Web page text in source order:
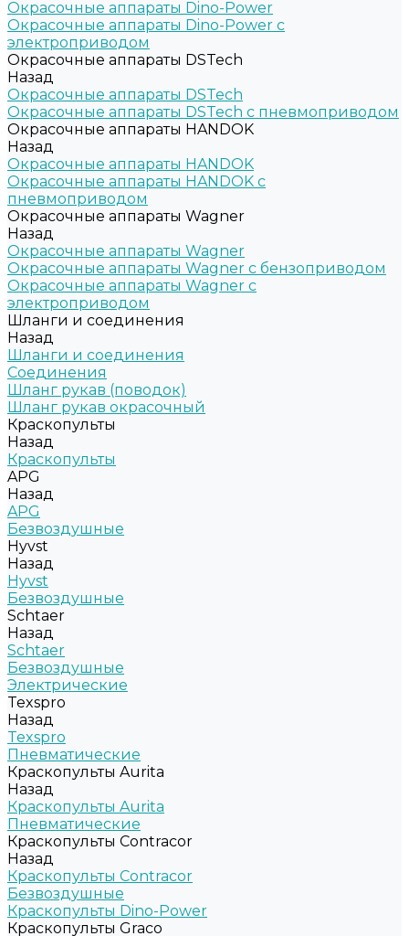
Окрасочные аппараты Dino-Power
Окрасочные аппараты Dino-Power с
электроприводом
Окрасочные аппараты DSTech
Назад
Окрасочные аппараты DSTech
Окрасочные аппараты DSTech c пневмоприводом
Окрасочные аппараты HANDOK
Назад
Окрасочные аппараты HANDOK
Окрасочные аппараты HANDOK c
пневмоприводом
Окрасочные аппараты Wagner
Назад
Окрасочные аппараты Wagner
Окрасочные аппараты Wagner с бензоприводом
Окрасочные аппараты Wagner с
электроприводом
Шланги и соединения
Назад
Шланги и соединения
Cоединения
Шланг рукав (поводок)
Шланг рукав окрасочный
Краскопульты
Назад
Краскопульты
APG
Назад
APG
Безвоздушные
Hyvst
Назад
Hyvst
Безвоздушные
Schtaer
Назад
Schtaer
Безвоздушные
Электрические
Texspro
Назад
Texspro
Пневматические
Краскопульты Aurita
Назад
Краскопульты Aurita
Пневматические
Краскопульты Contracor
Назад
Краскопульты Contracor
Безвоздушные
Краскопульты Dino-Power
Краскопульты Graco